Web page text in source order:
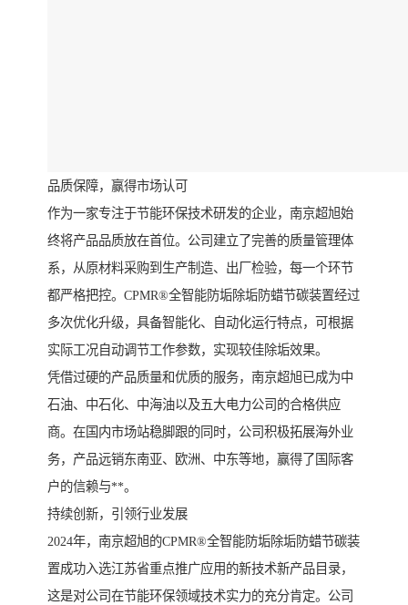
品质保障，赢得市场认可
作为一家专注于节能环保技术研发的企业，南京超旭始
终将产品品质放在首位。公司建立了完善的质量管理体
系，从原材料采购到生产制造、出厂检验，每一个环节
都严格把控。CPMR®全智能防垢除垢防蜡节碳装置经过
多次优化升级，具备智能化、自动化运行特点，可根据
实际工况自动调节工作参数，实现较佳除垢效果。
凭借过硬的产品质量和优质的服务，南京超旭已成为中
石油、中石化、中海油以及五大电力公司的合格供应
商。在国内市场站稳脚跟的同时，公司积极拓展海外业
务，产品远销东南亚、欧洲、中东等地，赢得了国际客
户的信赖与**。
持续创新，引领行业发展
2024年，南京超旭的CPMR®全智能防垢除垢防蜡节碳装
置成功入选江苏省重点推广应用的新技术新产品目录，
这是对公司在节能环保领域技术实力的充分肯定。公司